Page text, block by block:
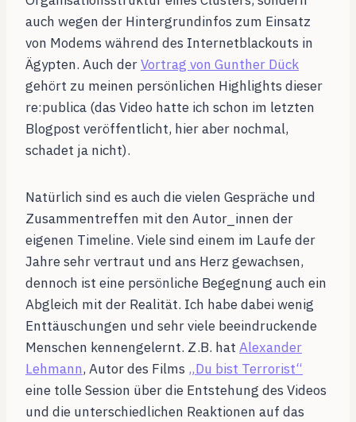
auch wegen der Hintergrundinfos zum Einsatz
von Modems während des Internetblackouts in
Ägypten. Auch derVortrag von Gunther Dück
gehört zu meinen persönlichen Highlights dieser
re:publica (das Video hatte ich schon im letzten
Blogpost veröffentlicht, hier aber nochmal,
schadet ja nicht).
Natürlich sind es auch die vielen Gespräche und
Zusammentreffen mit den Autor_innen der
eigenen Timeline. Viele sind einem im Laufe der
Jahre sehr vertraut und ans Herz gewachsen,
dennoch ist eine persönliche Begegnung auch ein
Abgleich mit der Realität. Ich habe dabei wenig
Enttäuschungen und sehr viele beeindruckende
Menschen kennengelernt. Z.B. hat Alexander
Lehmann, Autor des Films „Du bist Terrorist“
eine tolle Session über die Entstehung des Videos
und die unterschiedlichen Reaktionen auf das